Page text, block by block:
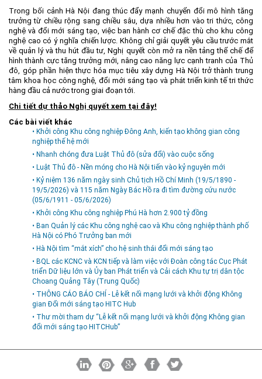
Trong bối cảnh Hà Nội đang thúc đẩy mạnh chuyển đổi mô hình tăng
trưởng từ chiều rộng sang chiều sâu, dựa nhiều hơn vào tri thức, công
nghệ và đổi mới sáng tạo, việc ban hành cơ chế đặc thù cho khu công
nghệ cao có ý nghĩa chiến lược. Không chỉ giải quyết yêu cầu trước mắt
về quản lý và thu hút đầu tư, Nghị quyết còn mở ra nền tảng thể chế để
hình thành cực tăng trưởng mới, nâng cao năng lực cạnh tranh của Thủ
đô, góp phần hiện thực hóa mục tiêu xây dựng Hà Nội trở thành trung
tâm khoa học công nghệ, đổi mới sáng tạo và phát triển kinh tế tri thức
hàng đầu cả nước trong giai đoạn tới.
Chi tiết dự thảo Nghị quyết xem tại đây!
Các bài viết khác
• Khởi công Khu công nghiệp Đông Anh, kiến tạo không gian công
nghiệp thế hệ mới
• Nhanh chóng đưa Luật Thủ đô (sửa đổi) vào cuộc sống
• Luật Thủ đô - Nền móng cho Hà Nội tiến vào kỷ nguyên mới
• Kỷ niệm 136 năm ngày sinh Chủ tịch Hồ Chí Minh (19/5/1890 -
19/5/2026) và 115 năm Ngày Bác Hồ ra đi tìm đường cứu nước
(05/6/1911 - 05/6/2026)
• Khởi công Khu công nghiệp Phú Hà hơn 2.900 tỷ đồng
• Ban Quản lý các Khu công nghệ cao và Khu công nghiệp thành phố
Hà Nội có Phó Trưởng ban mới
• Hà Nội tìm “mắt xích” cho hệ sinh thái đổi mới sáng tạo
• BQL các KCNC và KCN tiếp và làm việc với Đoàn công tác Cục Phát
triển Dữ liệu lớn và Ủy ban Phát triển và Cải cách Khu tự trị dân tộc
Choang Quảng Tây (Trung Quốc)
• THÔNG CÁO BÁO CHÍ - Lễ kết nối mạng lưới và khởi động Không
gian Đổi mới sáng tạo HITC Hub
• Thư mời tham dự “Lễ kết nối mạng lưới và khởi động Không gian
đổi mới sáng tạo HITCHub”